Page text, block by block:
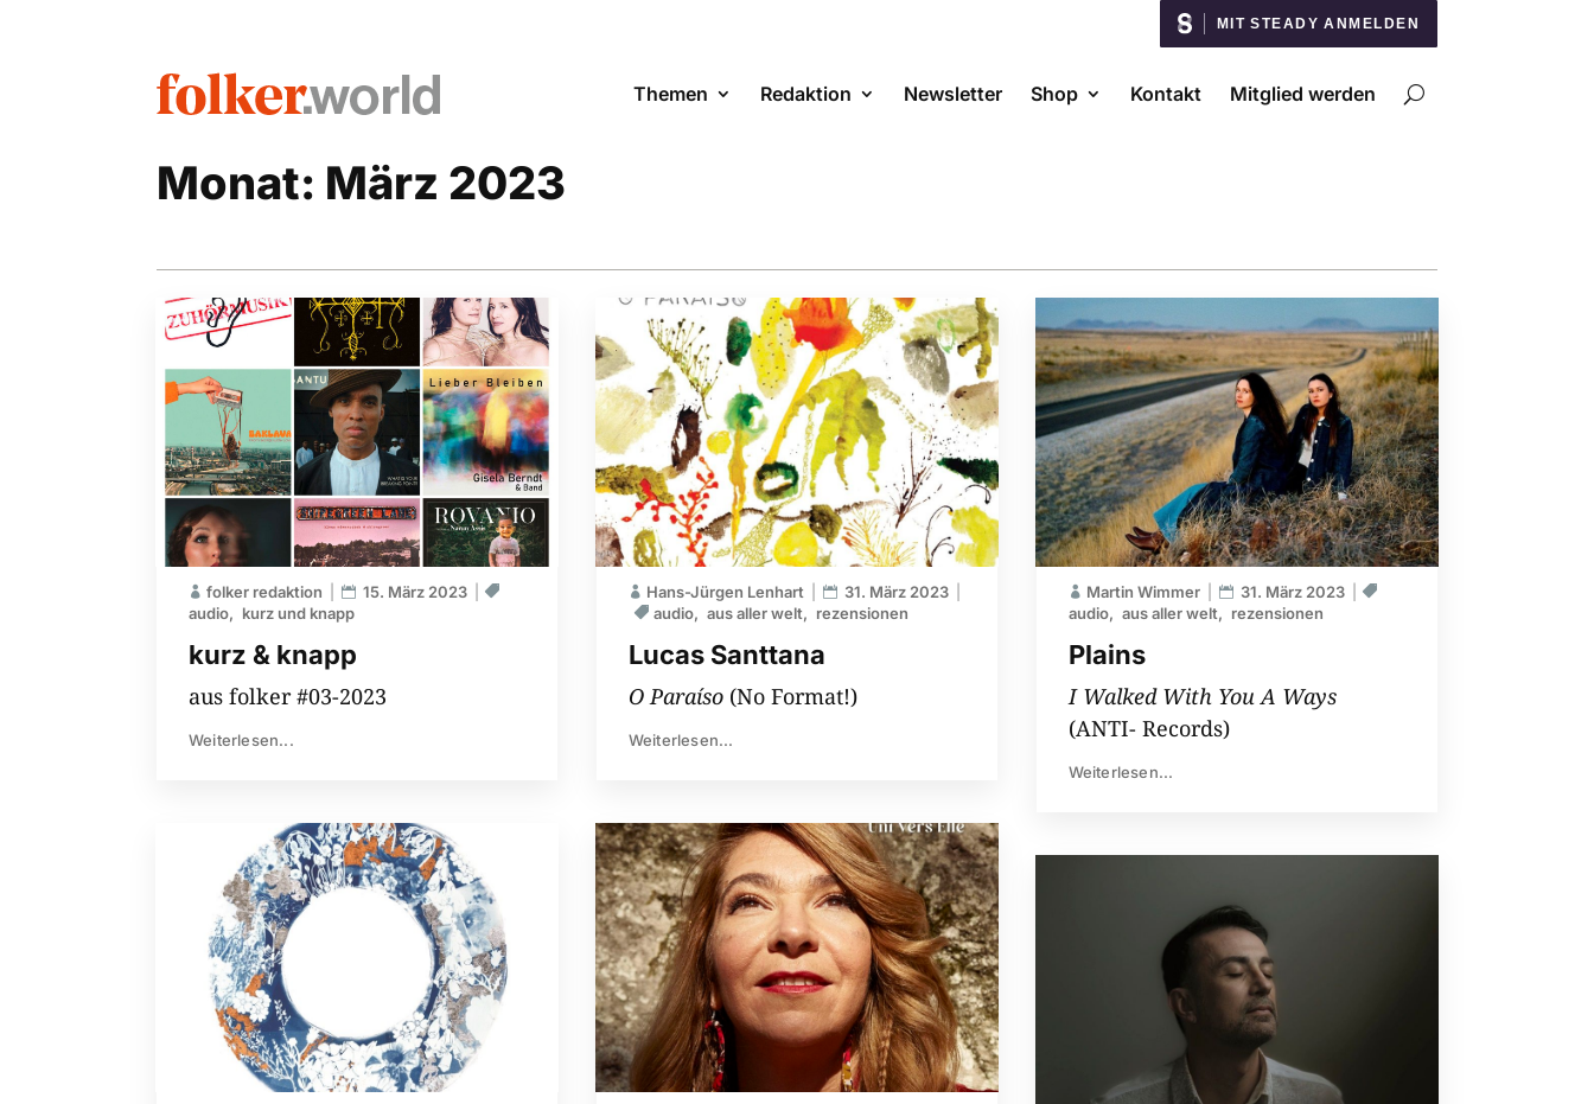
MIT STEADY ANMELDEN
Themen Redaktion Newsletter Shop Kontakt Mitglied werden
Monat: März 2023
kurz & knapp
folker redaktion
15. März 2023
audio
kurz und knapp
aus folker #03-2023
Weiterlesen...
Lucas Santtana
Hans-Jürgen Lenhart
31. März 2023
audio
aus aller welt rezensionen
O Paraíso(No Format!)
Weiterlesen...
Plains
Martin Wimmer
31. März 2023
audio
aus aller welt rezensionen
I Walked With You A Ways
(ANTI- Records)
Weiterlesen...